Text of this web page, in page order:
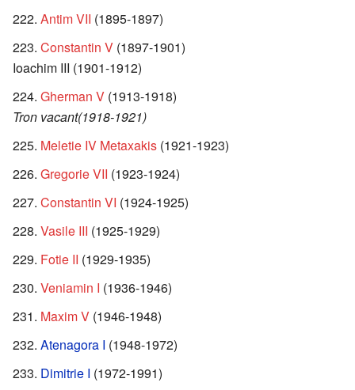
Antim VII (1895-1897)
Constantin V (1897-1901)
Ioachim III (1901-1912)
Gherman V (1913-1918)
Tron vacant(1918-1921)
Meletie IV Metaxakis (1921-1923)
Gregorie VII (1923-1924)
Constantin VI (1924-1925)
Vasile III (1925-1929)
Fotie II (1929-1935)
Veniamin I (1936-1946)
Maxim V (1946-1948)
Atenagora I (1948-1972)
Dimitrie I (1972-1991)